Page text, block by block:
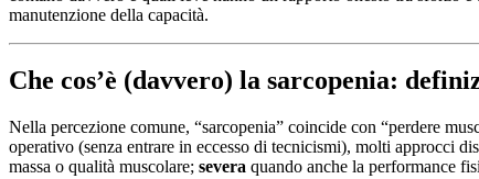
manutenzione della capacità.
Che cos’è (davvero) la sarcopenia:
Nella percezione comune, “sarcopenia” coincide con “perdere
operativo (senza entrare in eccesso di tecnicismi), molti approcci
massa o qualità muscolare; severa quando anche la performance